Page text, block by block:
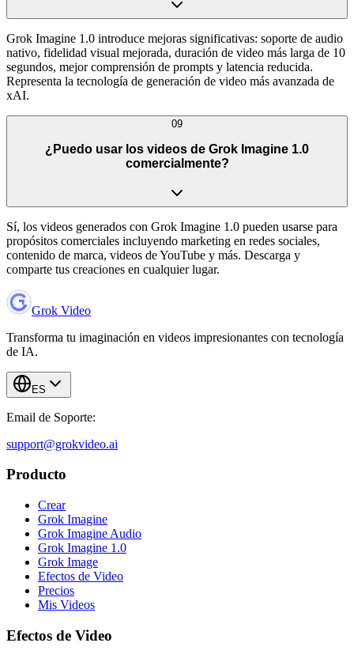
Grok Imagine 1.0 introduce mejoras significativas: soporte de audio
nativo, fidelidad visual mejorada, duración de video más larga de 10
segundos, mejor comprensión de prompts y latencia reducida.
Representa la tecnología de generación de video más avanzada de
xAI.
09
¿Puedo usar los videos de Grok Imagine 1.0
comercialmente?
Sí, los videos generados con Grok Imagine 1.0 pueden usarse para
propósitos comerciales incluyendo marketing en redes sociales,
contenido de marca, videos de YouTube y más. Descarga y
comparte tus creaciones en cualquier lugar.
Grok Video
Transforma tu imaginación en videos impresionantes con tecnología
de IA.
ES
Email de Soporte:
support@grokvideo.ai
Producto
Crear
Grok Imagine
Grok Imagine Audio
Grok Imagine 1.0
Grok Image
Efectos de Video
Precios
Mis Videos
Efectos de Video